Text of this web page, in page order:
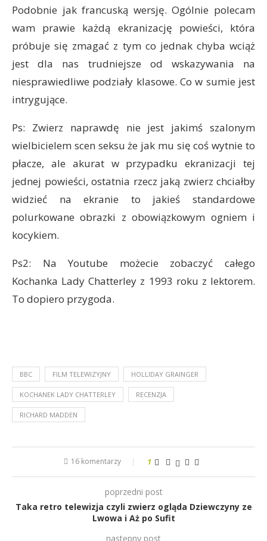
Podobnie jak francuską wersję. Ogólnie polecam
wam prawie każdą ekranizację powieści, która
próbuje się zmagać z tym co jednak chyba wciąż
jest dla nas trudniejsze od wskazywania na
niesprawiedliwe podziały klasowe. Co w sumie jest
intrygujące.
Ps: Zwierz naprawdę nie jest jakimś szalonym
wielbicielem scen seksu że jak mu się coś wytnie to
płacze, ale akurat w przypadku ekranizacji tej
jednej powieści, ostatnia rzecz jaką zwierz chciałby
widzieć na ekranie to jakieś standardowe
polurkowane obrazki z obowiązkowym ogniem i
kocykiem.
Ps2: Na Youtube możecie zobaczyć całego
Kochanka Lady Chatterley z 1993 roku z lektorem.
To dopiero przygoda.
BBC FILM TELEWIZYJNY HOLLIDAY GRAINGER
KOCHANEK LADY CHATTERLEY RECENZJA
RICHARD MADDEN
16 komentarzy 1
poprzedni post
Taka retro telewizja czyli zwierz ogląda Dziewczyny ze
Lwowa i Aż po Sufit
następny post